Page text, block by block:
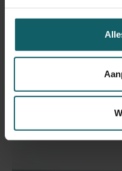
beter beschermd kunnen